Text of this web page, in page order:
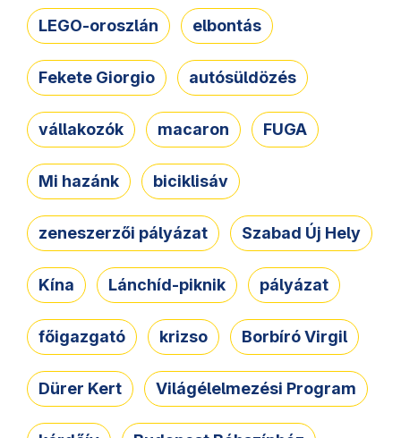
LEGO-oroszlán elbontás
Fekete Giorgio autósüldözés
vállakozók macaron FUGA
Mi hazánk biciklisáv
zeneszerzői pályázat Szabad Új Hely
Kína Lánchíd-piknik pályázat
főigazgató krizso Borbíró Virgil
Dürer Kert Világélelmezési Program